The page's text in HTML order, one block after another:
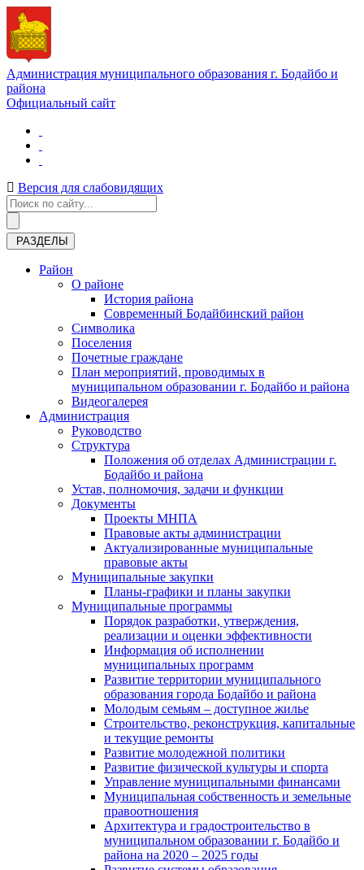
Администрация муниципального образования г. Бодайбо и
района
Официальный сайт
Версия для слабовидящих
РАЗДЕЛЫ
Район
О районе
История района
Современный Бодайбинский район
Символика
Поселения
Почетные граждане
План мероприятий, проводимых в
муниципальном образовании г. Бодайбо и района
Видеогалерея
Администрация
Руководство
Структура
Положения об отделах Администрации г.
Бодайбо и района
Устав, полномочия, задачи и функции
Документы
Проекты МНПА
Правовые акты администрации
Актуализированные муниципальные
правовые акты
Муниципальные закупки
Планы-графики и планы закупки
Муниципальные программы
Порядок разработки, утверждения,
реализации и оценки эффективности
Информация об исполнении
муниципальных программ
Развитие территории муниципального
образования города Бодайбо и района
Молодым семьям – доступное жилье
Строительство, реконструкция, капитальные
и текущие ремонты
Развитие молодежной политики
Развитие физической культуры и спорта
Управление муниципальными финансами
Муниципальная собственность и земельные
правоотношения
Архитектура и градостроительство в
муниципальном образовании г. Бодайбо и
района на 2020 – 2025 годы